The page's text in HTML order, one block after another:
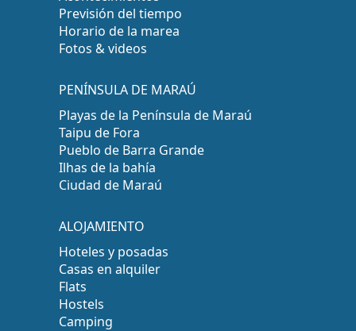
Previsión del tiempo
Horario de la marea
Fotos & videos
PENÍNSULA DE MARAÚ
Playas de la Península de Maraú
Taipu de Fora
Pueblo de Barra Grande
Ilhas de la bahía
Ciudad de Maraú
ALOJAMIENTO
Hoteles y posadas
Casas en alquiler
Flats
Hostels
Camping